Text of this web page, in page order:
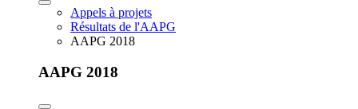
Appels à projets
Résultats de l'AAPG
AAPG 2018
AAPG 2018